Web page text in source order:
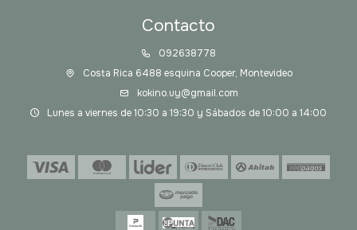
Contacto
092638778
Costa Rica 6488 esquina Cooper, Montevideo
kokino.uy@gmail.com
Lunes a viernes de 10:30 a 19:30 y Sábados de 10:00 a 14:00